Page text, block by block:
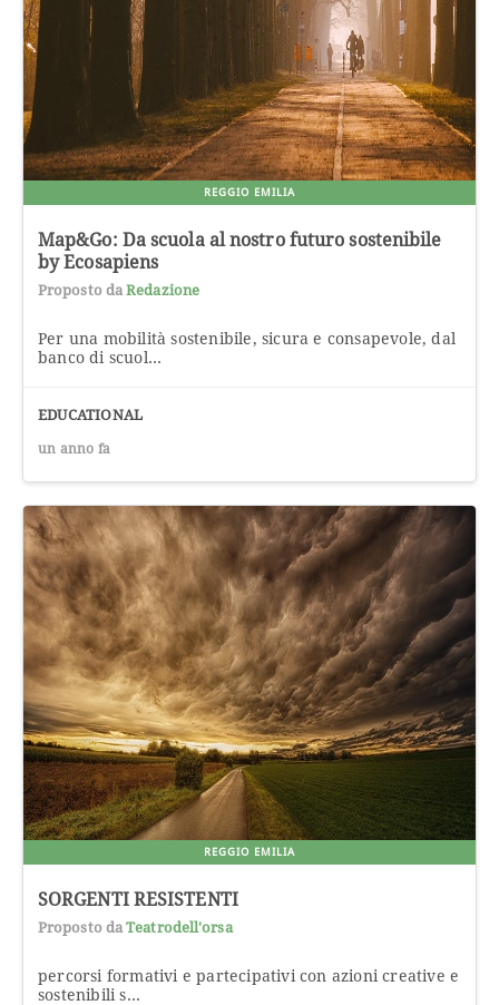
REGGIO EMILIA
Map&Go: Da scuola al nostro futuro sostenibile
by Ecosapiens
Proposto da Redazione
Per una mobilità sostenibile, sicura e consapevole, dal
banco di scuol...
EDUCATIONAL
un anno fa
REGGIO EMILIA
SORGENTI RESISTENTI
Proposto da Teatrodell'orsa
percorsi formativi e partecipativi con azioni creative e
sostenibili s...